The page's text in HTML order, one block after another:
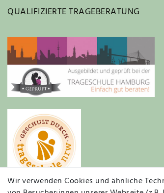
QUALIFIZIERTE TRAGEBERATUNG
Wir verwenden Cookies und ähnliche